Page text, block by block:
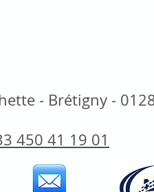
- Brétigny -
450 41 19 01